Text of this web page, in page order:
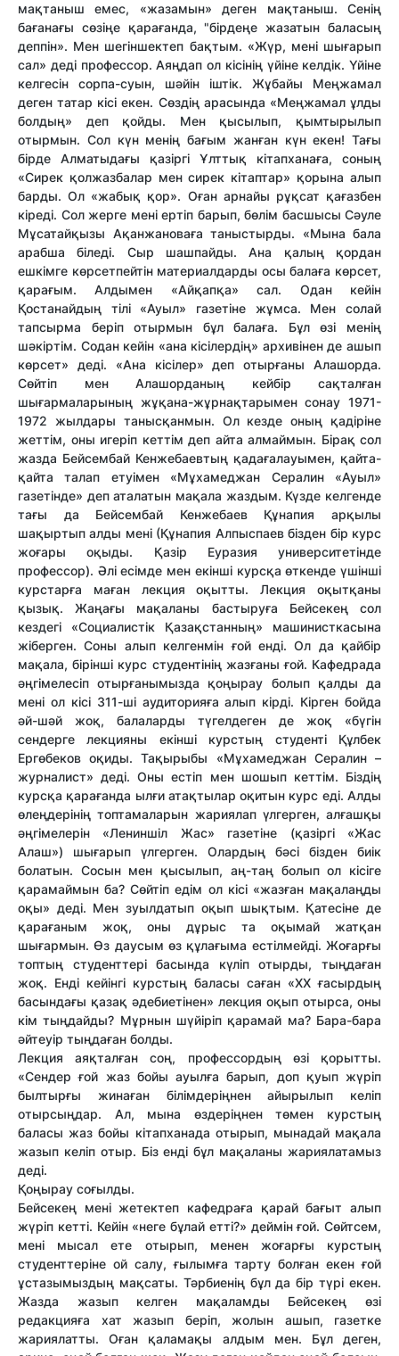
мақтаныш емес, «жазамын» деген мақтаныш. Сенің
бағанағы сөзіңе қарағанда, "бірдеңе жазатын баласың
деппін». Мен шегіншектеп бақтым. «Жүр, мені шығарып
сал» деді профессор. Аяңдап ол кісінің үйіне келдік. Үйіне
келгесін сорпа-суын, шәйін іштік. Жұбайы Меңжамал
деген татар кісі екен. Сөздің арасында «Меңжамал ұлды
болдың» деп қойды. Мен қысылып, қымтырылып
отырмын. Сол күн менің бағым жанған күн екен! Тағы
бірде Алматыдағы қазіргі Ұлттық кітапханаға, соның
«Сирек қолжазбалар мен сирек кітаптар» қорына алып
барды. Ол «жабық қор». Оған арнайы рұқсат қағазбен
кіреді. Сол жерге мені ертіп барып, бөлім басшысы Сәуле
Мұсатайқызы Ақанжановаға таныстырды. «Мына бала
арабша біледі. Сыр шашпайды. Ана қалың қордан
ешкімге көрсетпейтін материалдарды осы балаға көрсет,
қарағым. Алдымен «Айқапқа» сал. Одан кейін
Қостанайдың тілі «Ауыл» газетіне жұмса. Мен солай
тапсырма беріп отырмын бұл балаға. Бұл өзі менің
шәкіртім. Содан кейін «ана кісілердің» архивінен де ашып
көрсет» деді. «Ана кісілер» деп отырғаны Алашорда.
Сөйтіп мен Алашорданың кейбір сақталған
шығармаларының жұқана-жұрнақтарымен сонау 1971-
1972 жылдары танысқанмын. Ол кезде оның қадіріне
жеттім, оны игеріп кеттім деп айта алмаймын. Бірақ сол
жазда Бейсембай Кенжебаевтың қадағалауымен, қайта-
қайта талап етуімен «Мұхамеджан Сералин «Ауыл»
газетінде» деп аталатын мақала жаздым. Күзде келгенде
тағы да Бейсембай Кенжебаев Құнапия арқылы
шақыртып алды мені (Құнапия Алпыспаев бізден бір курс
жоғары оқыды. Қазір Еуразия университетінде
профессор). Әлі есімде мен екінші курсқа өткенде үшінші
курстарға маған лекция оқытты. Лекция оқытқаны
қызық. Жаңағы мақаланы бастыруға Бейсекең сол
кездегі «Социалистік Қазақстанның» машинисткасына
жіберген. Соны алып келгенмін ғой енді. Ол да қайбір
мақала, бірінші курс студентінің жазғаны ғой. Кафедрада
әңгімелесіп отырғанымызда қоңырау болып қалды да
мені ол кісі 311-ші аудиторияға алып кірді. Кірген бойда
әй-шәй жоқ, балаларды түгелдеген де жоқ «бүгін
сендерге лекцияны екінші курстың студенті Құлбек
Ергөбеков оқиды. Тақырыбы «Мұхамеджан Сералин –
журналист» деді. Оны естіп мен шошып кеттім. Біздің
курсқа қарағанда ылғи атақтылар оқитын курс еді. Алды
өлеңдерінің топтамаларын жариялап үлгерген, алғашқы
әңгімелерін «Лениншіл Жас» газетіне (қазіргі «Жас
Алаш») шығарып үлгерген. Олардың бәсі бізден биік
болатын. Сосын мен қысылып, аң-таң болып ол кісіге
қарамаймын ба? Сөйтіп едім ол кісі «жазған мақалаңды
оқы» деді. Мен зуылдатып оқып шықтым. Қатесіне де
қарағаным жоқ, оны дұрыс та оқымай жатқан
шығармын. Өз даусым өз құлағыма естілмейді. Жоғарғы
топтың студенттері басында күліп отырды, тыңдаған
жоқ. Енді кейінгі курстың баласы саған «XX ғасырдың
басындағы қазақ әдебиетінен» лекция оқып отырса, оны
кім тыңдайды? Мұрнын шүйіріп қарамай ма? Бара-бара
әйтеуір тыңдаған болды.
Лекция аяқталған соң, профессордың өзі қорытты.
«Сендер ғой жаз бойы ауылға барып, доп қуып жүріп
былтырғы жинаған білімдеріңнен айырылып келіп
отырсыңдар. Ал, мына өздеріңнен төмен курстың
баласы жаз бойы кітапханада отырып, мынадай мақала
жазып келіп отыр. Біз енді бұл мақаланы жариялатамыз
деді.
Қоңырау соғылды.
Бейсекең мені жетектеп кафедраға қарай бағыт алып
жүріп кетті. Кейін «неге бұлай етті?» деймін ғой. Сөйтсем,
мені мысал ете отырып, менен жоғарғы курстың
студенттеріне ой салу, ғылымға тарту болған екен ғой
ұстазымыздың мақсаты. Тәрбиенің бұл да бір түрі екен.
Жазда жазып келген мақаламды Бейсекең өзі
редакцияға хат жазып беріп, жолын ашып, газетке
жариялатты. Оған қаламақы алдым мен. Бұл деген,